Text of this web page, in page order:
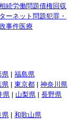
続労働問題債権回収
ーネット問題犯罪・
事件医療
県 | 福島県
県 | 東京都 | 神奈川県
県 | 山梨県 | 長野県
県 | 和歌山県